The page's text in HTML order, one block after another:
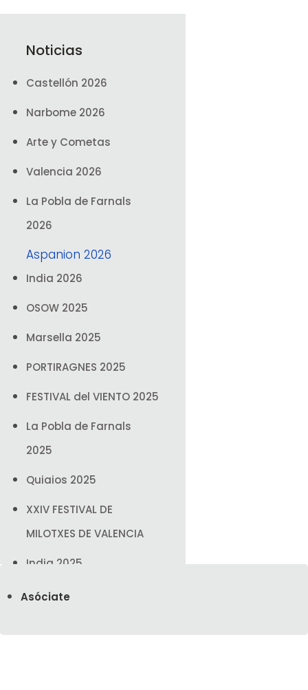
Noticias
Castellón 2026
Narbome 2026
Arte y Cometas
Valencia 2026
La Pobla de Farnals
2026
Aspanion 2026
India 2026
OSOW 2025
Marsella 2025
PORTIRAGNES 2025
FESTIVAL del VIENTO 2025
La Pobla de Farnals
2025
Quiaios 2025
XXIV FESTIVAL DE
MILOTXES DE VALENCIA
India 2025
OSOW 2024
Asóciate